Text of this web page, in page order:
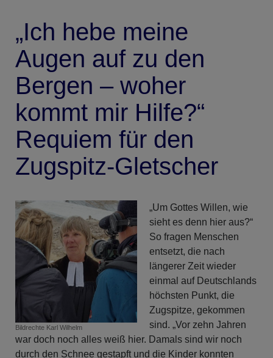
„Ich hebe meine
Augen auf zu den
Bergen – woher
kommt mir Hilfe?“
Requiem für den
Zugspitz-Gletscher
Bildrechte Karl Wilhelm
„Um Gottes Willen, wie
sieht es denn hier aus?“
So fragen Menschen
entsetzt, die nach
längerer Zeit wieder
einmal auf Deutschlands
höchsten Punkt, die
Zugspitze, gekommen
sind. „Vor zehn Jahren
war doch noch alles weiß hier. Damals sind wir noch
durch den Schnee gestapft und die Kinder konnten